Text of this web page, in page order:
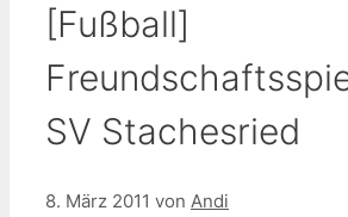
[Fußball]
SV Stachesried
8. März 2011 von Andi